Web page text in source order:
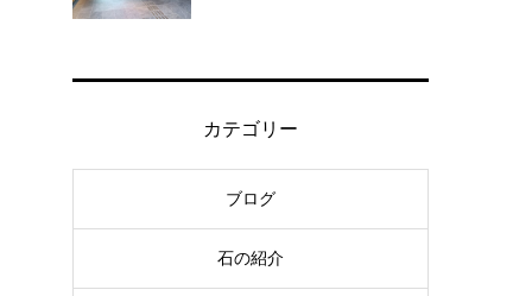
カテゴリー
ブログ
石の紹介